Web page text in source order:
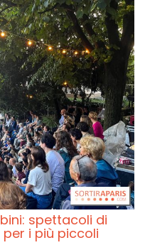
spettacoli di
i più piccoli